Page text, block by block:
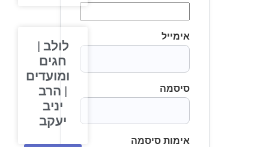
אימייל
סיסמה
אימות סיסמה
לולב |
חגים
ומועדים
| הרב
יניב
יעקב